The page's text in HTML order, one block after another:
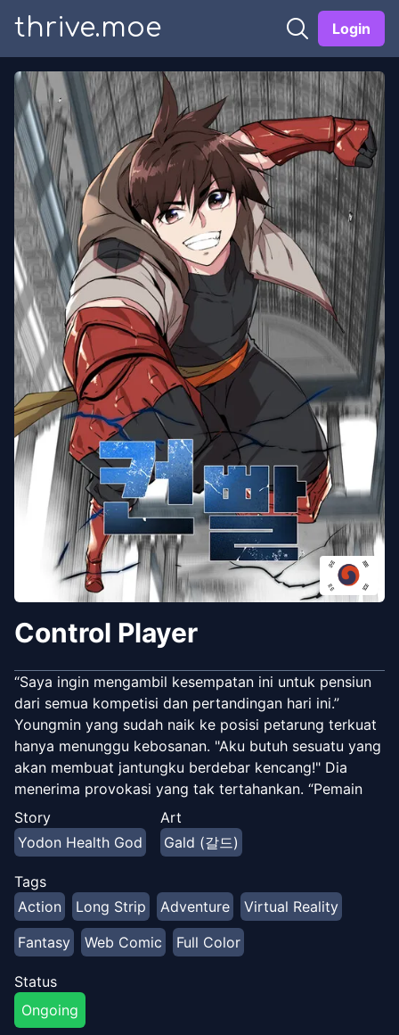
thrive.moe Login
Control Player
“Saya ingin mengambil kesempatan ini untuk pensiun
dari semua kompetisi dan pertandingan hari ini.”
Youngmin yang sudah naik ke posisi petarung terkuat
hanya menunggu kebosanan. "Aku butuh sesuatu yang
akan membuat jantungku berdebar kencang!" Dia
menerima provokasi yang tak tertahankan. “Pemain
Kwon Young-min… Tentu saja, dia adalah pemain yang
hebat. Tapi dia tidak akan sampai ke saga terakhir.”
"Apa? Lihat orang ini!” Youngmin, yang dipukul dengan
“Kamu buruk dalam game,” akhirnya tidak bisa
menolak dan mulai memainkan game virtual reality,
Final Saga… “Apa-apaan ini? Oh! Saya tidak tahu, coba
saja sekarang. Kurangnya informasi, pengalaman, dan
pengetahuan dasar, Youngmin mulai bermain game
secara membabi buta… “Jika tubuhmu kuat, pikiranmu
tenang,” mempraktekkan keyakinan ini, Youngmin
mulai hidup sebagai “Lian” di Final Saga dan tumbuh
Story
Yodon Health God
Art
Gald (갈드)
Tags
Action
Long Strip Adventure
Virtual Reality
Fantasy
Web Comic Full Color
Status
Ongoing